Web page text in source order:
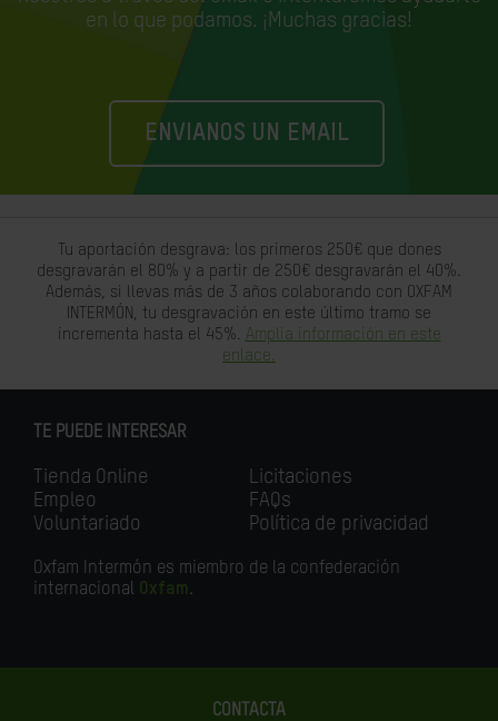
en lo que podamos. ¡Muchas gracias!
ENVIANOS UN EMAIL
Tu aportación desgrava: los primeros 250€ que dones
desgravarán el 80% y a partir de 250€ desgravarán el 40%.
Además, si llevas más de 3 años colaborando con OXFAM
INTERMÓN, tu desgravación en este último tramo se
incrementa hasta el 45%. Amplia información en este
enlace.
TE PUEDE INTERESAR
Tienda Online
Empleo
Voluntariado
Licitaciones
FAQs
Política de privacidad
Oxfam Intermón es miembro de la confederación
internacional Oxfam.
CONTACTA